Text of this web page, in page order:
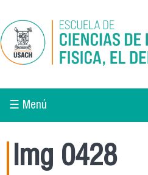
☰ Menú
Img 0428